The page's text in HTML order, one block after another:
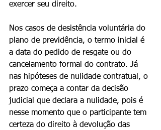
exercer seu direito.
Nos casos de desistência voluntária do
plano de previdência, o termo inicial é
a data do pedido de resgate ou do
cancelamento formal do contrato. Já
nas hipóteses de nulidade contratual, o
prazo começa a contar da decisão
judicial que declara a nulidade, pois é
nesse momento que o participante tem
certeza do direito à devolução das